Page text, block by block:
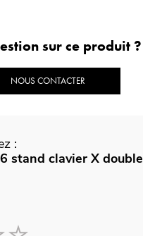
sur ce produit ?
NOUS CONTACTER
:
stand clavier X double